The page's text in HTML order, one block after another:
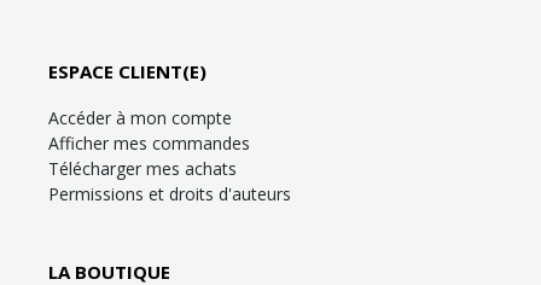
ESPACE CLIENT(E)
Accéder à mon compte
Afficher mes commandes
Télécharger mes achats
Permissions et droits d'auteurs
LA BOUTIQUE